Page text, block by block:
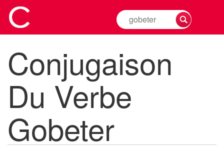
Rechercher
la
d'un
verbe
Conjugaison
Du Verbe
Gobeter